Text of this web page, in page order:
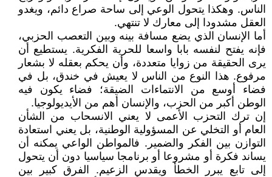
الناس. وهكذا يتحول الوعي إلى ساحة صراع دائم، ويغدو
العقل مشدودا إلى معارك لا تنتهي.
أما الإنسان الذي يضع مسافة بينه وبين التعصب الحزبي،
فإنه يفتح لنفسه بابا واسعا للحرية الفكرية. يستطيع أن
يرى الحقيقة من زوايا متعددة، وأن يحكم بعقله لا بشعار
مرفوع. هذا النوع من الناس لا يعيش في خندق، بل في
فضاء أوسع من الانتماءات الضيقة؛ فضاء يكون فيه
الوطن أكبر من الحزب، والإنسان أهم من الأيديولوجيا.
إن ترك التحزب الأعمى لا يعني الانسحاب من الشأن
العام أو التخلي عن المسؤولية الوطنية، بل يعني استعادة
التوازن بين الفكر والضمير. فالمواطن الواعي يمكنه أن
يساند فكرة أو مشروعا أو برنامجا سياسيا دون أن يتحول
إلى تابع يبرر الخطأ ويقدس الزعيم. الفرق كبير بين